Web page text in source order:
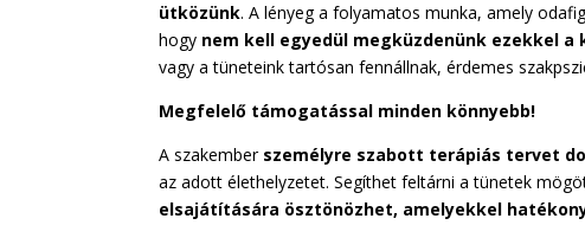
ütközünk. A lényeg a folyamatos munka, amely
hogy nem kell egyedül megküzdenünk ezekkel a
vagy a tüneteink tartósan fennállnak, érdemes
Megfelelő támogatással minden könnyebb!
A szakember személyre szabott terápiás tervet
az adott élethelyzetet. Segíthet feltárni a tünetek
elsajátítására ösztönözhet, amelyekkel